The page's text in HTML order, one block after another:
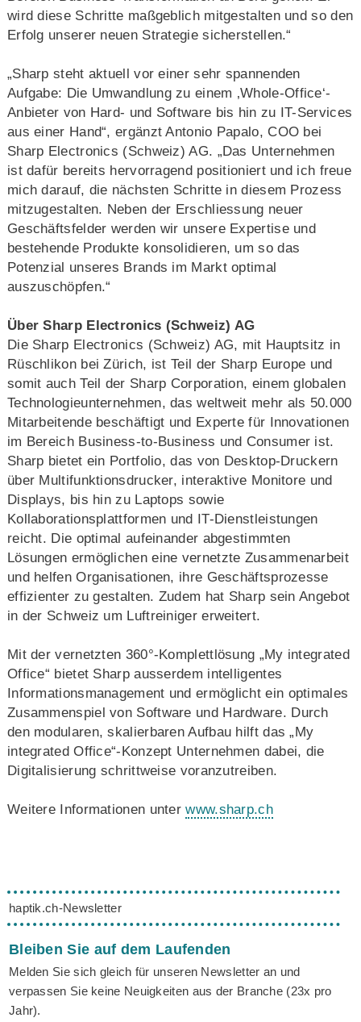
wird diese Schritte maßgeblich mitgestalten und so den
Erfolg unserer neuen Strategie sicherstellen.“
„Sharp steht aktuell vor einer sehr spannenden
Aufgabe: Die Umwandlung zu einem ‚Whole-Office‘-
Anbieter von Hard- und Software bis hin zu IT-Services
aus einer Hand“, ergänzt Antonio Papalo, COO bei
Sharp Electronics (Schweiz) AG. „Das Unternehmen
ist dafür bereits hervorragend positioniert und ich freue
mich darauf, die nächsten Schritte in diesem Prozess
mitzugestalten. Neben der Erschliessung neuer
Geschäftsfelder werden wir unsere Expertise und
bestehende Produkte konsolidieren, um so das
Potenzial unseres Brands im Markt optimal
auszuschöpfen.“
Über Sharp Electronics (Schweiz) AG
Die Sharp Electronics (Schweiz) AG, mit Hauptsitz in
Rüschlikon bei Zürich, ist Teil der Sharp Europe und
somit auch Teil der Sharp Corporation, einem globalen
Technologieunternehmen, das weltweit mehr als 50.000
Mitarbeitende beschäftigt und Experte für Innovationen
im Bereich Business-to-Business und Consumer ist.
Sharp bietet ein Portfolio, das von Desktop-Druckern
über Multifunktionsdrucker, interaktive Monitore und
Displays, bis hin zu Laptops sowie
Kollaborationsplattformen und IT-Dienstleistungen
reicht. Die optimal aufeinander abgestimmten
Lösungen ermöglichen eine vernetzte Zusammenarbeit
und helfen Organisationen, ihre Geschäftsprozesse
effizienter zu gestalten. Zudem hat Sharp sein Angebot
in der Schweiz um Luftreiniger erweitert.
Mit der vernetzten 360°-Komplettlösung „My integrated
Office“ bietet Sharp ausserdem intelligentes
Informationsmanagement und ermöglicht ein optimales
Zusammenspiel von Software und Hardware. Durch
den modularen, skalierbaren Aufbau hilft das „My
integrated Office“-Konzept Unternehmen dabei, die
Digitalisierung schrittweise voranzutreiben.
Weitere Informationen unterwww.sharp.ch
haptik.ch-Newsletter
Bleiben Sie auf dem Laufenden
Melden Sie sich gleich für unseren Newsletter an und
verpassen Sie keine Neuigkeiten aus der Branche (23x pro
Jahr).